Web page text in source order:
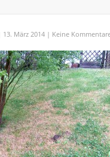
13. März 2014 | Keine